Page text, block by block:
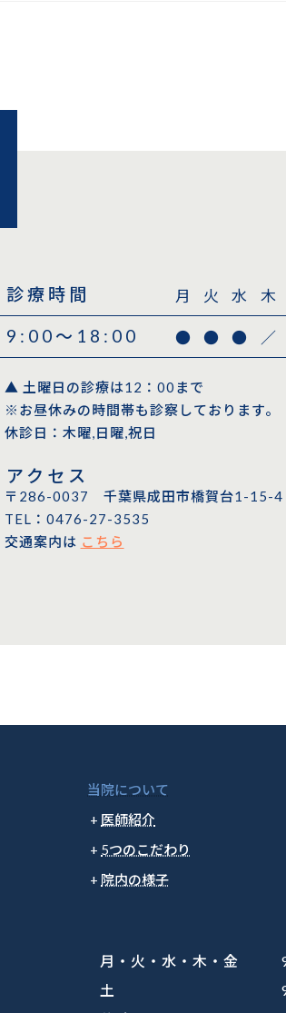
診療時間 月 火 水 木
9:00〜18:00 ● ● ● ／
▲ 土曜日の診療は12：00まで
※お昼休みの時間帯も診察しております。
休診日：木曜,日曜,祝日
アクセス
〒286-0037 千葉県成田市橋賀台1-15-4
TEL：0476-27-3535
交通案内は こちら
当院について
医師紹介
5つのこだわり
院内の様子
月・火・水・木・金
土